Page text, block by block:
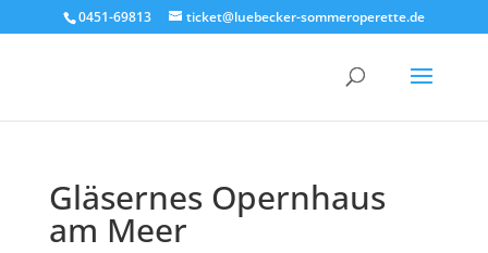
0451-69813 ticket@luebecker-sommeroperette.de
Gläsernes Opernhaus
am Meer